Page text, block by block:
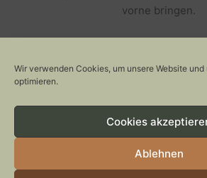
Wir verwenden Cookies, um unsere Website
optimieren.
Cookies
Ablehnen
vorne bringen.
ERFOLGREICH
Copyright © 2026 Stylepeacock: Interior,
IMPRESSUM